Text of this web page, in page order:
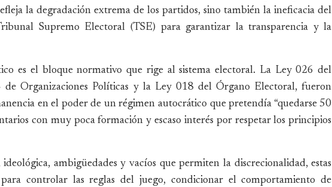
la degradación extrema de los partidos, sino también la ineficacia del
Supremo Electoral (TSE) para garantizar la transparencia y la
es el bloque normativo que rige al sistema electoral. La Ley 026 del
de Organizaciones Políticas y la Ley 018 del Órgano Electoral, fueron
en el poder de un régimen autocrático que pretendía “quedarse 50
con muy poca formación y escaso interés por respetar los principios
ambigüedades y vacíos que permiten la discrecionalidad, estas
controlar las reglas del juego, condicionar el comportamiento de